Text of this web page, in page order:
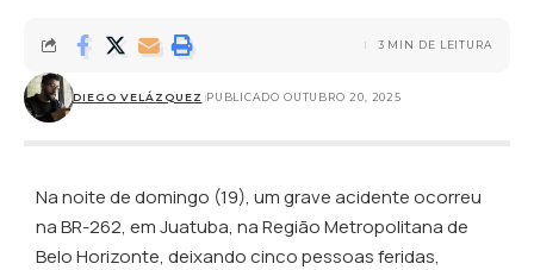
DIEGO VELÁZQUEZ PUBLICADO OUTUBRO 20, 2025
3 MIN DE LEITURA
Na noite de domingo (19), um grave acidente ocorreu
na BR-262, em Juatuba, na Região Metropolitana de
Belo Horizonte, deixando cinco pessoas feridas,